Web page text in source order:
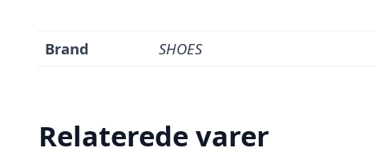
Brand SHOES
Relaterede varer